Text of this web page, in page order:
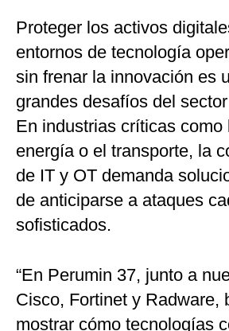
Proteger los activos
entornos de tecnología
sin frenar la innovación es
grandes desafíos del
En industrias críticas como
energía o el transporte, la
de IT y OT demanda
de anticiparse a ataques
sofisticados.
“En Perumin 37, junto a
Cisco, Fortinet y Radware,
mostrar cómo tecnologías